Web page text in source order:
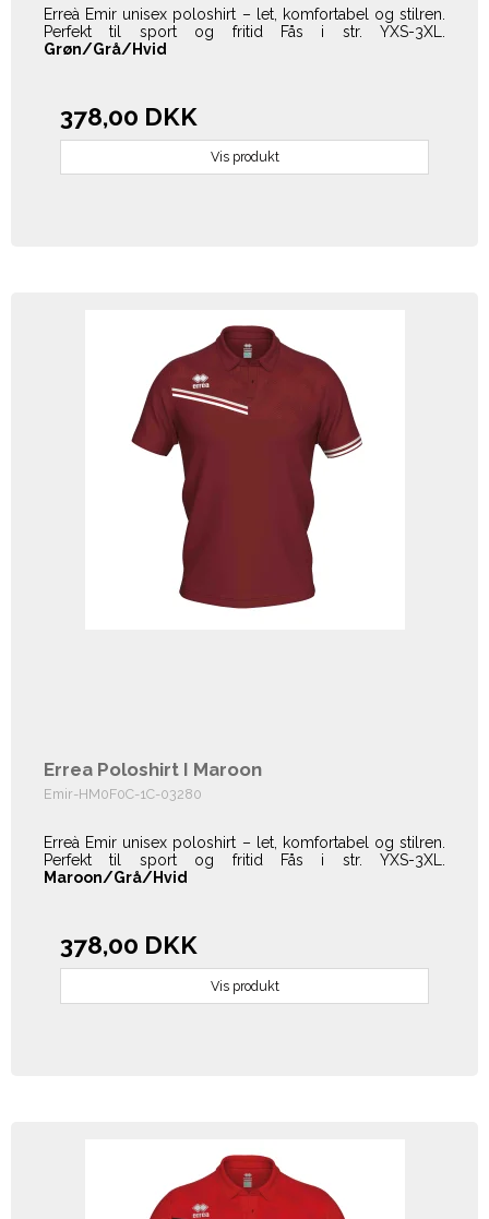
Erreà Emir unisex poloshirt – let, komfortabel og stilren.
Perfekt til sport og fritid Fås i str. YXS-3XL.
Grøn/Grå/Hvid
378,00 DKK
Vis produkt
Errea Poloshirt I Maroon
Emir-HM0F0C-1C-03280
Erreà Emir unisex poloshirt – let, komfortabel og stilren.
Perfekt til sport og fritid Fås i str. YXS-3XL.
Maroon/Grå/Hvid
378,00 DKK
Vis produkt